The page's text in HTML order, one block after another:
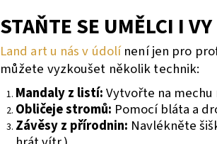
STAŇTE SE UMĚLCI I VY
Land art u nás v údolínení jen pro
můžete vyzkoušet několik technik:
Mandaly z listí:Vytvořte na
Obličeje stromů: Pomocí bláta a
Závěsy z přírodnin: Navlékněte